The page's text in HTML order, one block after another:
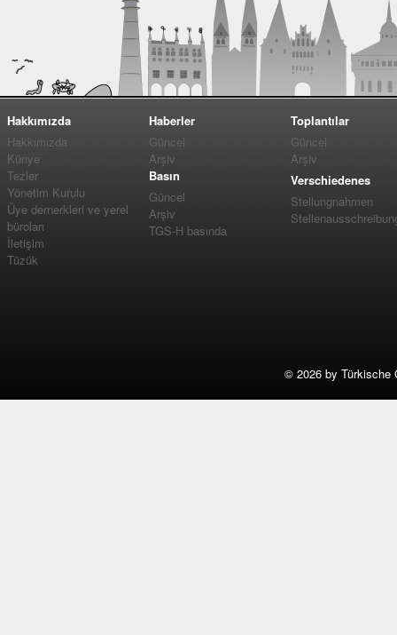
Hakkımızda
Hakkımızda
Künye
Tezler
Yönetim Kurulu
Üye dernerkleri ve yerel
büroları
İletişim
Tüzük
Haberler
Güncel
Arşiv
Basın
Güncel
Arşiv
TGS-H basında
Toplantılar
Güncel
Arşiv
Verschiedenes
Stellungnahmen
© 2026 by Türkische